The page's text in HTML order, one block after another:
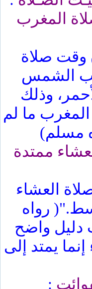
المغرب
وقت صلاة
الشمس
وذلك
ما لم
مسلم)
ممتدة
العشاء
رواه
دليل واضح
يمتد إلى
: